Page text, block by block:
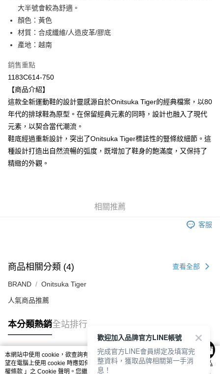
全家取貨付款
每筆NT$80，滿NT$6,000(含以上)免運費
付款後全家取貨
每筆NT$80，滿NT$6,000(含以上)免運費
萊爾富取貨付款
每筆NT$80，滿NT$6,000(含以上)免運費
付款後萊爾富取貨
每筆NT$80，滿NT$6,000(含以上)免運費
7-11取貨付款
每筆NT$80，滿NT$6,000(含以上)免運費
大半號會較為舒適。
顏色：黃色
材質：合成纖維/人造皮革/膠底
產地：越南
銷售重點
1183C614-750
【商品介紹】
這款全新運動鞋的設計靈感源自於Onitsuka Tiger的經典檔案，以80
年代的排球鞋為原型。在保留經典元素的同時，設計也融入了現代
元素，以契合當代潮流。
鞋底經過重新設計，突出了Onitsuka Tiger標誌性的豎條紋細節。這
種設計打造出自然流暢的弧度，既增加了鞋身的飽滿度，又保持了
精緻的外觀。
相關推薦
客服
商品相關分類 (4) 查看全部
BRAND Onitsuka Tiger
人氣商品推薦
本分類熱銷全站排行
熱門標籤
本網站中使用 cookie，欲查詢有關本網站使用 cookie 方式之詳情，及若您不希
望在電腦上使用 cookie 時應如何變更電腦的 cookie 設定，請參閱本網站「
隱私
權條款 」之 Cookie 聲明。您繼續使用本網站即表示您同意本公司得按本網站使
歡迎加入品牌官方LINE帳號
完成官方LINE會員綁定及填寫完
整資料，獲取品牌相關第一手消
息！